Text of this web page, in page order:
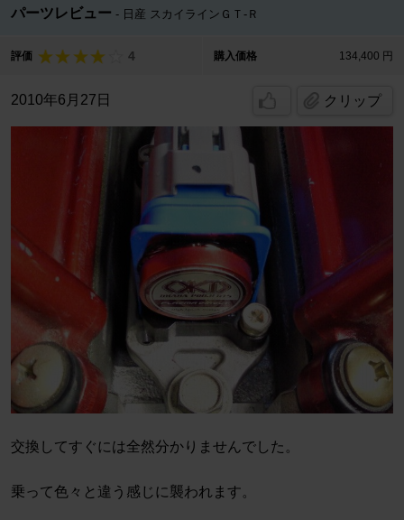
パーツレビュー 日産 スカイラインＧＴ‐Ｒ
評価 4 購入価格 134,400 円
2010年6月27日 クリップ
交換してすぐには全然分かりませんでした。
乗って色々と違う感じに襲われます。